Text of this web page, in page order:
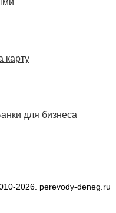
карту
для бизнеса
2026. perevody-deneg.ru